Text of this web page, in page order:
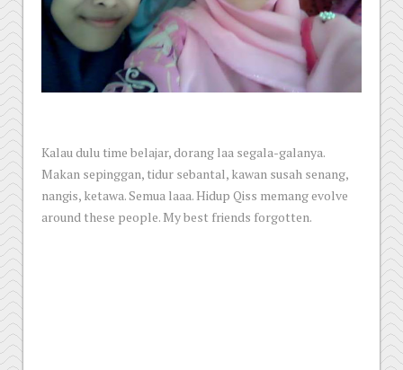
Kalau dulu time belajar, dorang laa segala-galanya.
Makan sepinggan, tidur sebantal, kawan susah senang,
nangis, ketawa. Semua laaa. Hidup Qiss memang evolve
around these people. My best friends forgotten.